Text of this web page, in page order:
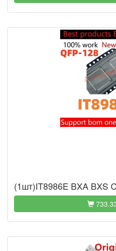
(1шт)IT8986E BXA BXS